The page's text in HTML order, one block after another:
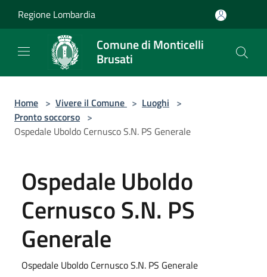
Regione Lombardia
Comune di Monticelli
Brusati
Home > Vivere il Comune > Luoghi >
Pronto soccorso >
Ospedale Uboldo Cernusco S.N. PS Generale
Ospedale Uboldo
Cernusco S.N. PS
Generale
Ospedale Uboldo Cernusco S.N. PS Generale